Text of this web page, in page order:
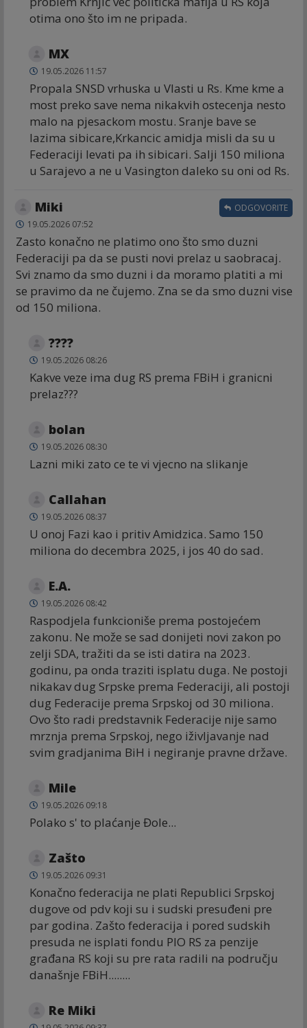
otima ono što im ne pripada.
MX
19.05.2026 11:57
Propala SNSD vrhuska u Vlasti u Rs. Kme kme a
most preko save nema nikakvih ostecenja nesto
malo na pjesackom mostu. Sranje bave se
lazima sibicare,Krkancic amidja misli da su u
Federaciji levati pa ih sibicari. Salji 150 miliona
u Sarajevo a ne u Vasington daleko su oni od Rs.
Miki
19.05.2026 07:52
Zasto konačno ne platimo ono što smo duzni
Federaciji pa da se pusti novi prelaz u saobracaj.
Svi znamo da smo duzni i da moramo platiti a mi
se pravimo da ne čujemo. Zna se da smo duzni vise
od 150 miliona.
ODGOVORITE
????
19.05.2026 08:26
Kakve veze ima dug RS prema FBiH i granicni
prelaz???
bolan
19.05.2026 08:30
Lazni miki zato ce te vi vjecno na slikanje
Callahan
19.05.2026 08:37
U onoj Fazi kao i pritiv Amidzica. Samo 150
miliona do decembra 2025, i jos 40 do sad.
E.A.
19.05.2026 08:42
Raspodjela funkcioniše prema postojećem
zakonu. Ne može se sad donijeti novi zakon po
zelji SDA, tražiti da se isti datira na 2023.
godinu, pa onda traziti isplatu duga. Ne postoji
nikakav dug Srpske prema Federaciji, ali postoji
dug Federacije prema Srpskoj od 30 miliona.
Ovo što radi predstavnik Federacije nije samo
mrznja prema Srpskoj, nego iživljavanje nad
svim gradjanima BiH i negiranje pravne države.
Mile
19.05.2026 09:18
Polako s' to plaćanje Đole...
Zašto
19.05.2026 09:31
Konačno federacija ne plati Republici Srpskoj
dugove od pdv koji su i sudski presuđeni pre
par godina. Zašto federacija i pored sudskih
presuda ne isplati fondu PIO RS za penzije
građana RS koji su pre rata radili na području
današnje FBiH........
Re Miki